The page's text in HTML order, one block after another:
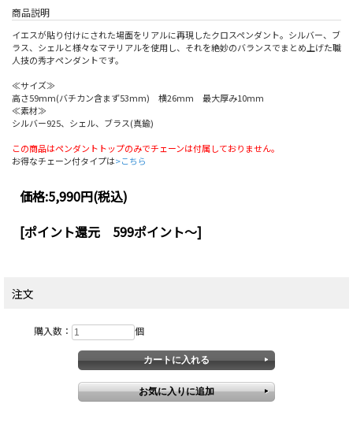
商品説明
イエスが貼り付けにされた場面をリアルに再現したクロスペンダント。シルバー、ブ
ラス、シェルと様々なマテリアルを使用し、それを絶妙のバランスでまとめ上げた職
人技の秀才ペンダントです。
≪サイズ≫
高さ59mm(バチカン含まず53mm) 横26mm 最大厚み10mm
≪素材≫
シルバー925、シェル、ブラス(真鍮)
この商品はペンダントトップのみでチェーンは付属しておりません。
お得なチェーン付タイプは>こちら
価格:5,990円(税込)
[ポイント還元 599ポイント～]
注文
購入数： 個